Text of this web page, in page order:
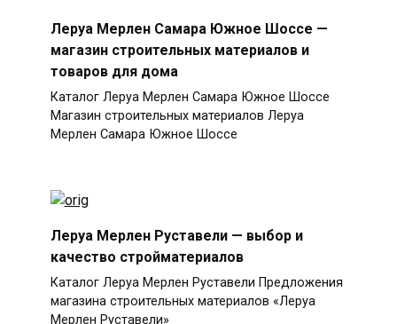
Леруа Мерлен Самара Южное Шоссе —
магазин строительных материалов и
товаров для дома
Каталог Леруа Мерлен Самара Южное Шоссе
Магазин строительных материалов Леруа
Мерлен Самара Южное Шоссе
Леруа Мерлен Руставели — выбор и
качество стройматериалов
Каталог Леруа Мерлен Руставели Предложения
магазина строительных материалов «Леруа
Мерлен Руставели»